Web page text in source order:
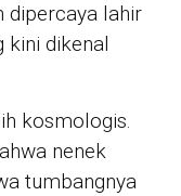
dipercaya lahir
kini dikenal
kosmologis.
nenek
tumbangnya